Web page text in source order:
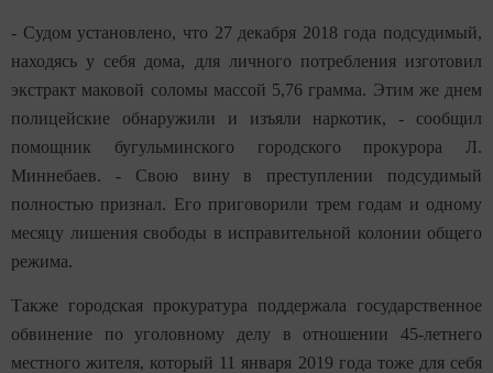
- Судом установлено, что 27 декабря 2018 года подсудимый,
находясь у себя дома, для личного потребления изготовил
экстракт маковой соломы массой 5,76 грамма. Этим же днем
полицейские обнаружили и изъяли наркотик, - сообщил
помощник бугульминского городского прокурора Л.
Миннебаев. - Свою вину в преступлении подсудимый
полностью признал. Его приговорили трем годам и одному
месяцу лишения свободы в исправительной колонии общего
режима.
Также городская прокуратура поддержала государственное
обвинение по уголовному делу в отношении 45-летнего
местного жителя, который 11 января 2019 года тоже для себя